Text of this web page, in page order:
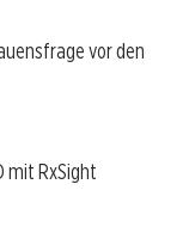
vor den
mit RxSight